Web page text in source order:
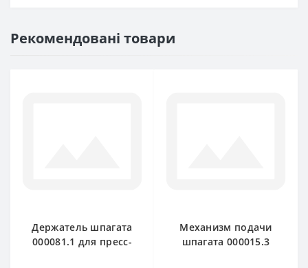
Рекомендовані товари
Держатель шпагата
000081.1 для пресс-
Механизм подачи
шпагата 000015.3